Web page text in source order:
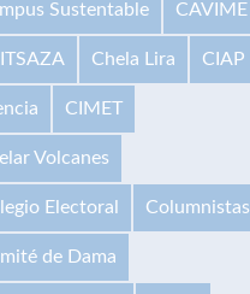
Sustentable CAVIME
Chela Lira CIAP
CIMET
Volcanes
Electoral Columnistas
de Dama